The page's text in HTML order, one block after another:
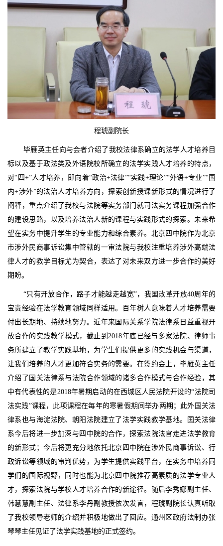
程琥副院长
毕雁英主任向与会者介绍了我校法律系确立的法学人才培养目
标以及基于政法类及外语院校所确立的法学实践人才培养的特点，
对“四+”人才培养，即向着“政治+法律”“实践+理论”“外语+专业”“国
内+涉外”的法治人才培养方向，探索创新授课新形式的情况进行了
阐释，重点介绍了我校与法院等实务部门就司法实务课程加强合作
的建设思路，以及培养法治人新的课程与实践形式的探索。未来希
望在实务中提升学生的专业能力和综合素养。北京四中院作为北京
市涉外民商事诉讼集中管辖的一审法院与我校注重培养涉外高端法
律人才的教学目标尤为契合，表达了对未来双方进一步合作的美好
期盼。
“只有开放合作，路子才能越走越宽”，我国改革开放40周年的
宝贵经验在法学教育领域同样适用。百年树人意味着人才培养需要
付出长期地、持续地努力。近年来国际关系学院法律系日益重视开
放合作的实践教学模式，截止到2018年底已经与多家法院、律师事
务所建立了教学实践基地，为学生们提供更多的实践机会与渠道，
让我们培养的人才更加符合实务的需要。在签约会上，毕雁英主任
介绍了国关法律系与法院合作领域的诸多合作模式与合作经验，其
中有代表性的是2018年暑期启动的在西城区人民法院开设的“法院司
法实践”课程，此项课程在每年的寒暑假期间举办两期；此外国关法
律系也与海淀法院、朝阳法院建立了法学实践教学基地。国关法律
系今后将进一步加深与四中院的合作，探索法院法官走进法学教育
的新形式；今后将更充分地依托北京四中院在涉外民商事诉讼、行
政诉讼等领域的审判优势，为学生提供实践平台，在实务中培养同
学们的国际视野，同时也能为北京四中院推荐高素质的法学专业人
才，探索法院与学校人才培养合作的新途径。随后李秀娜副主任、
韩慧慧副主任、法律系李丹副教授依次发言，程琥副院长认真听取
了我校领导老师的介绍并积极地做出了回应。通州区政府法制办张
琴琴主任见证了法学实践基地的正式签约。